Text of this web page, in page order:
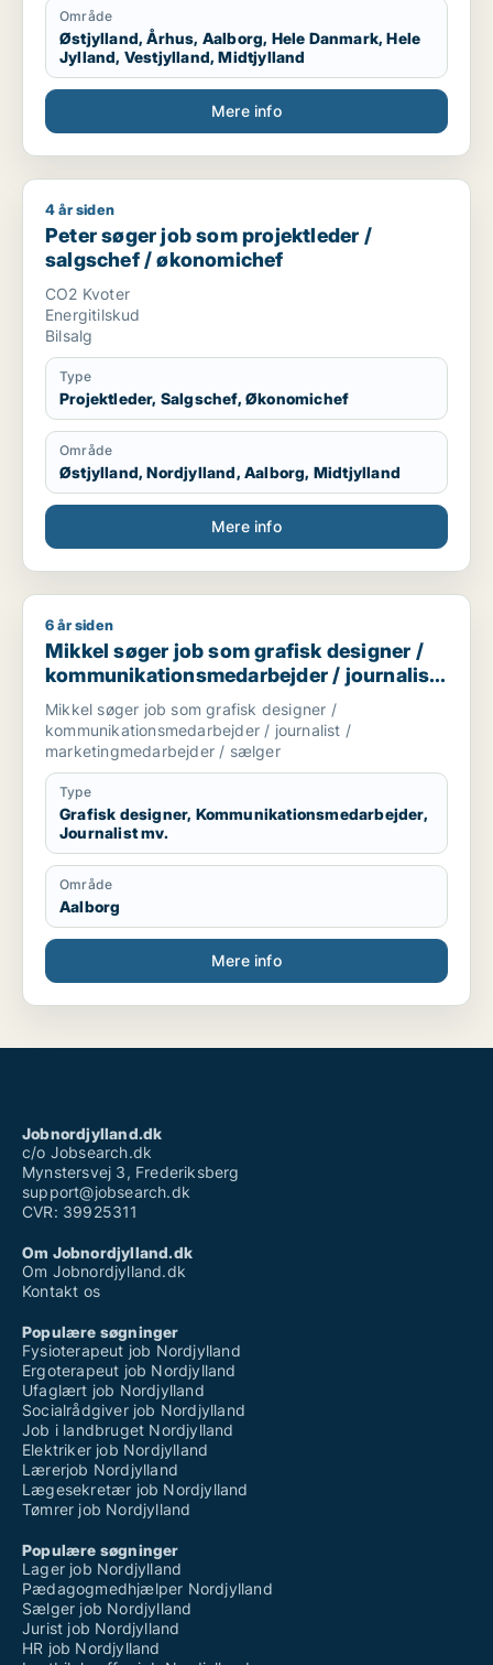
Område
Østjylland, Århus, Aalborg, Hele Danmark, Hele
Jylland, Vestjylland, Midtjylland
Mere info
Peter søger job som projektleder / salgschef / økonomichef
4 år siden
Peter søger job som projektleder /
salgschef / økonomichef
CO2 Kvoter
Energitilskud
Bilsalg
Type
Projektleder, Salgschef, Økonomichef
Område
Østjylland, Nordjylland, Aalborg, Midtjylland
Mere info
Mikkel søger job som grafisk designer /
6 år siden
Mikkel søger job som grafisk designer /
kommunikationsmedarbejder / journalist
/ marketingmedarbejder / sælger
Mikkel søger job som grafisk designer /
kommunikationsmedarbejder / journalist /
marketingmedarbejder / sælger
Type
Grafisk designer, Kommunikationsmedarbejder,
Journalist mv.
Område
Aalborg
Mere info
Jobnordjylland.dk
c/o Jobsearch.dk
Mynstersvej 3, Frederiksberg
support@jobsearch.dk
CVR: 39925311
Om Jobnordjylland.dk
Om Jobnordjylland.dk
Kontakt os
Populære søgninger
Fysioterapeut job Nordjylland
Ergoterapeut job Nordjylland
Ufaglært job Nordjylland
Socialrådgiver job Nordjylland
Job i landbruget Nordjylland
Elektriker job Nordjylland
Lærerjob Nordjylland
Lægesekretær job Nordjylland
Tømrer job Nordjylland
Populære søgninger
Lager job Nordjylland
Pædagogmedhjælper Nordjylland
Sælger job Nordjylland
Jurist job Nordjylland
HR job Nordjylland